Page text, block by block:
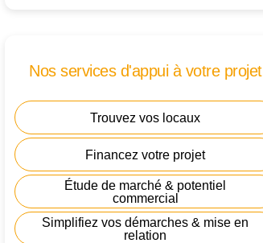
Nos services d'appui à votre projet
Trouvez vos locaux
Financez votre projet
Étude de marché & potentiel
commercial
Simplifiez vos démarches & mise en
relation